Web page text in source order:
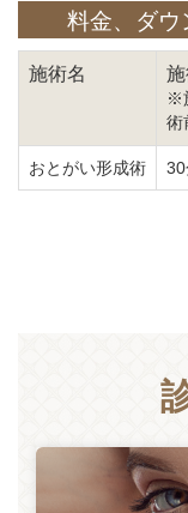
料金、ダウ
施術名
※
術
おとがい形成術